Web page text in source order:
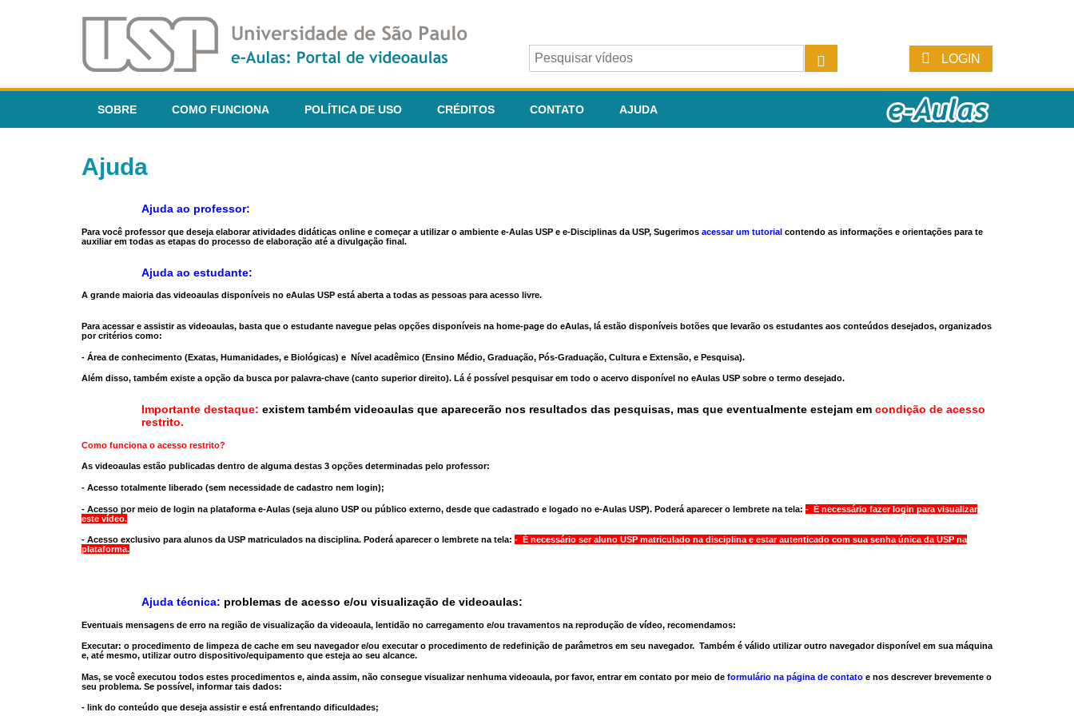
LOGIN
SOBRE COMO FUNCIONA POLÍTICA DE USO CRÉDITOS CONTATO AJUDA
Ajuda
Ajuda ao professor:
Para você professor que deseja elaborar atividades didáticas online e começar a utilizar o ambiente e-Aulas USP e e-Disciplinas da USP, Sugerimos acessar um tutorial contendo as informações e orientações para te
auxiliar em todas as etapas do processo de elaboração até a divulgação final.
Ajuda ao estudante:
A grande maioria das videoaulas disponíveis no eAulas USP está aberta a todas as pessoas para acesso livre.
Para acessar e assistir as videoaulas, basta que o estudante navegue pelas opções disponíveis na home-page do eAulas, lá estão disponíveis botões que levarão os estudantes aos conteúdos desejados, organizados
por critérios como:
- Área de conhecimento (Exatas, Humanidades, e Biológicas) e Nível acadêmico (Ensino Médio, Graduação, Pós-Graduação, Cultura e Extensão, e Pesquisa).
Além disso, também existe a opção da busca por palavra-chave (canto superior direito). Lá é possível pesquisar em todo o acervo disponível no eAulas USP sobre o termo desejado.
Importante destaque: existem também videoaulas que aparecerão nos resultados das pesquisas, mas que eventualmente estejam em condição de acesso
restrito.
Como funciona o acesso restrito?
As videoaulas estão publicadas dentro de alguma destas 3 opções determinadas pelo professor:
- Acesso totalmente liberado (sem necessidade de cadastro nem login);
- Acesso por meio de login na plataforma e-Aulas (seja aluno USP ou público externo, desde que cadastrado e logado no e-Aulas USP). Poderá aparecer o lembrete na tela: - É necessário fazer login para visualizar
este vídeo.
- Acesso exclusivo para alunos da USP matriculados na disciplina. Poderá aparecer o lembrete na tela: - É necessário ser aluno USP matriculado na disciplina e estar autenticado com sua senha única da USP na
plataforma.
Ajuda técnica: problemas de acesso e/ou visualização de videoaulas:
Eventuais mensagens de erro na região de visualização da videoaula, lentidão no carregamento e/ou travamentos na reprodução de vídeo, recomendamos:
Executar: o procedimento de limpeza de cache em seu navegador e/ou executar o procedimento de redefinição de parâmetros em seu navegador. Também é válido utilizar outro navegadordisponível em sua máquina
e, até mesmo, utilizar outro dispositivo/equipamento que esteja ao seu alcance.
Mas, se você executou todos estes procedimentos e, ainda assim, não consegue visualizar nenhuma videoaula, por favor, entrar em contato por meio de formulário na página de contato e nos descrever brevemente o
seu problema. Se possível, informar tais dados:
- link do conteúdo que deseja assistir e está enfrentando dificuldades;